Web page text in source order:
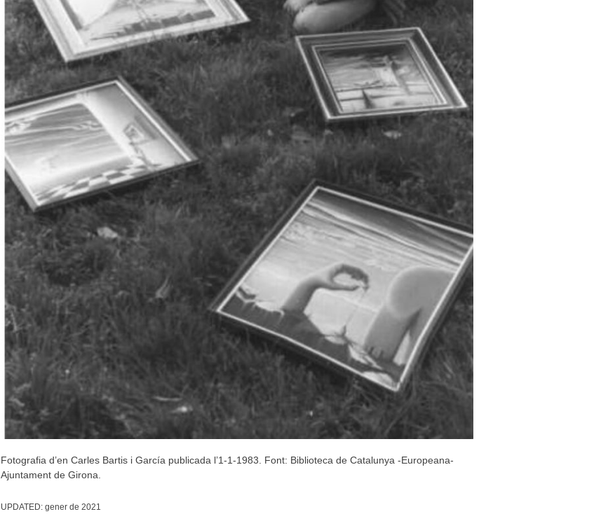
Fotografia d’en Carles Bartis i García publicada l’1-1-1983. Font: Biblioteca de Catalunya -Europeana-
Ajuntament de Girona.
UPDATED: gener de 2021